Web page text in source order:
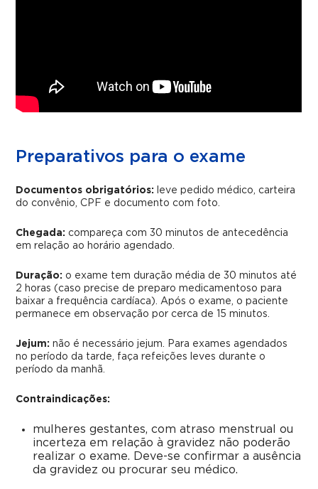
Preparativos para o exame
Documentos obrigatórios:
leve pedido médico, carteira
do convênio, CPF e documento com foto.
Chegada: compareça com 30 minutos de antecedência
em relação ao horário agendado.
Duração: o exame tem duração média de 30 minutos até
2 horas (caso precise de preparo medicamentoso para
baixar a frequência cardíaca). Após o exame, o paciente
permanece em observação por cerca de 15 minutos.
Jejum: não é necessário jejum. Para exames agendados
no período da tarde, faça refeições leves durante o
período da manhã.
Contraindicações:
mulheres gestantes, com atraso menstrual ou
incerteza em relação à gravidez não poderão
realizar o exame. Deve-se confirmar a ausência
da gravidez ou procurar seu médico.